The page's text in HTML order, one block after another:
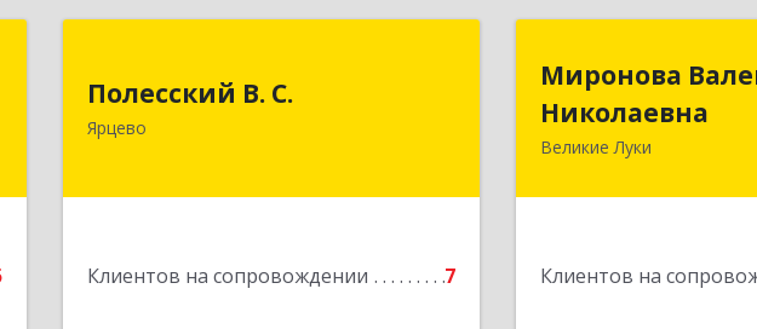
Полесский В. С.
Ярцево
Клиентов на сопровождении 7
Подробнее
Миронова
Николаевна
Великие Луки
Клиентов на